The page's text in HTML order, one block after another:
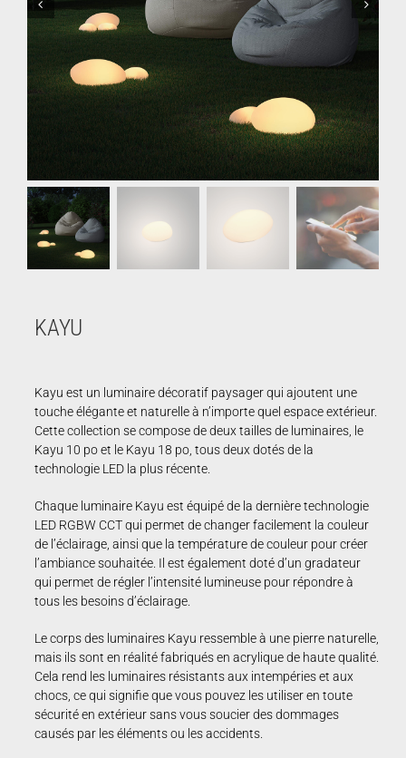
KAYU
Kayu est un luminaire décoratif paysager qui ajoutent une
touche élégante et naturelle à n’importe quel espace extérieur.
Cette collection se compose de deux tailles de luminaires, le
Kayu 10 po et le Kayu 18 po, tous deux dotés de la
technologie LED la plus récente.
Chaque luminaire Kayu est équipé de la dernière technologie
LED RGBW CCT qui permet de changer facilement la couleur
de l’éclairage, ainsi que la température de couleur pour créer
l’ambiance souhaitée. Il est également doté d’un gradateur
qui permet de régler l’intensité lumineuse pour répondre à
tous les besoins d’éclairage.
Le corps des luminaires Kayu ressemble à une pierre naturelle,
mais ils sont en réalité fabriqués en acrylique de haute qualité.
Cela rend les luminaires résistants aux intempéries et aux
chocs, ce qui signifie que vous pouvez les utiliser en toute
sécurité en extérieur sans vous soucier des dommages
causés par les éléments ou les accidents.